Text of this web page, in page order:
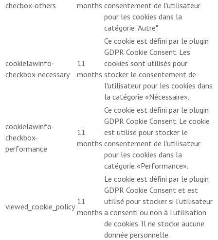
checbox-others
months consentement de l'utilisateur
pour les cookies dans la
catégorie "Autre".
cookielawinfo-
checkbox-necessary
11
months
Ce cookie est défini par le plugin
GDPR Cookie Consent. Les
cookies sont utilisés pour
stocker le consentement de
l'utilisateur pour les cookies dans
la catégorie «Nécessaire».
cookielawinfo-
checkbox-
performance
11
months
Ce cookie est défini par le plugin
GDPR Cookie Consent. Le cookie
est utilisé pour stocker le
consentement de l'utilisateur
pour les cookies dans la
catégorie «Performance».
viewed_cookie_policy
11
months
Le cookie est défini par le plugin
GDPR Cookie Consent et est
utilisé pour stocker si l'utilisateur
a consenti ou non à l'utilisation
de cookies. Il ne stocke aucune
donnée personnelle.